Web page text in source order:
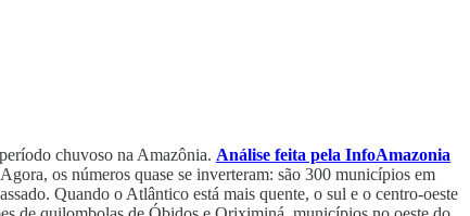
chuvoso na Amazônia. Análise feita pela InfoAmazonia
os números quase se inverteram: são 300 municípios em
Quando o Atlântico está mais quente, o sul e o centro-oeste